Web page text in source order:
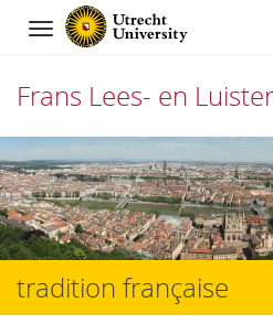
Navigation
Frans Lees- en
Skip
to
content
tradition française